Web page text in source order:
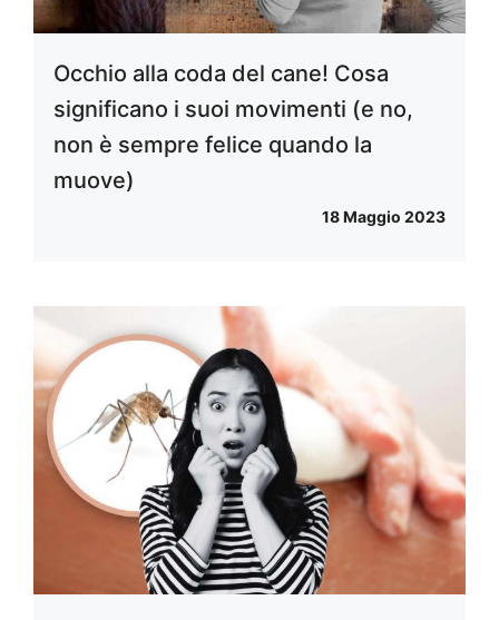
Occhio alla coda del cane! Cosa
significano i suoi movimenti (e no,
non è sempre felice quando la
muove)
18 Maggio 2023